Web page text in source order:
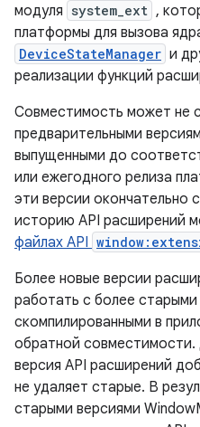
модуля system_ext ,
платформы для вызова
DeviceStateManager и
реализации функций
Совместимость может не
предварительными
выпущенными до
или ежегодного релиза
эти версии окончательно
историю API расширений
файлах API
Более новые версии
работать с более
скомпилированными в
обратной совместимости.
версия API расширений
не удаляет старые. В
старыми версиями